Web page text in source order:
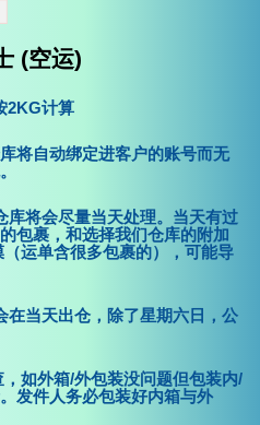
(空运)
2KG计算
将自动绑定进客户的账号而无
库将会尽量当天处理。当天有过
包裹，和选择我们仓库的附加
运单含很多包裹的），可能导
在当天出仓，除了星期六日，公
如外箱/外包装没问题但包装内/
发件人务必包装好内箱与外